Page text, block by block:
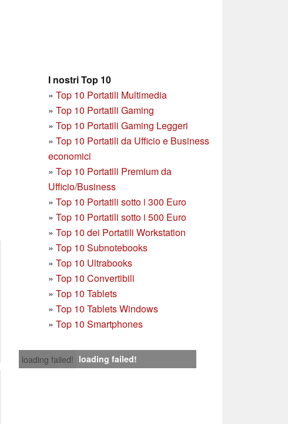
I nostri Top 10
» Top 10 Portatili Multimedia
» Top 10 Portatili Gaming
» Top 10 Portatili Gaming Leggeri
» Top 10 Portatili da Ufficio e Business
economici
» Top 10 Portatili Premium da
Ufficio/Business
» Top 10 Portatili sotto i 300 Euro
» Top 10 Portatili sotto i 500 Euro
» Top 10 dei Portatili Workstation
» Top 10 Subnotebooks
» Top 10 Ultrabooks
» Top 10 Convertibili
» Top 10 Tablets
» Top 10 Tablets Windows
» Top 10 Smartphones
loading failed! loading failed!